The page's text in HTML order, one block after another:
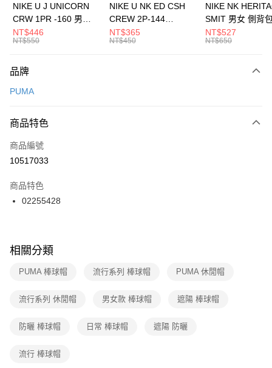
元大商業銀行
台灣樂天信用卡公司
全盈+PAY
AFTEE先享後付
【關於「AFTEE先享後付」】
便利好安心！
３．安心：先確認商品／服務後，再付款。
【「AFTEE先享後付」結帳流程】
１．於結帳方式選擇「AFTEE先享後付」後，將跳轉至「AFTEE先享後付」
２．訂單成立數日內，您將收到繳費通知簡訊。
３．收到繳費通知簡訊後14天內，點擊此簡訊中的連結，可透過四大超商／
ATM／網路銀行／等多元方式進行付款，方視為交易完成。
※ 交易是否成功請以「AFTEE先享後付 」之結帳頁面顯示為準，若有關於
是否繳費成功／繳費後需取消欲退款等相關疑問，請聯繫「AFTEE先享後付
客戶支援中心」https://netprotections.freshdesk.com/support/home
１．透過由恩沛科技股份有限公司提供之「AFTEE先享後付」服務完成之交
權轉讓予恩沛科技股份有限公司。
３．未成年的使用者請事先徵得法定代理人或監護人之同意方可使用
運送方式
每筆NT$100，滿NT$1,500(含以上)免運費
宅配
每筆NT$100，滿NT$1,500(含以上)免運費
付款後門市自取
每筆NT$100，滿NT$1,500(含以上)免運費
NIKE U J UNICORN
CRW 1PR -160 男女
中統襪 FZ3393100
NT$446
NT$550
NIKE U NK ED CSH
CREW 2P-144
EMBRDY 男女 短統襪
FZ3073133
NT$365
NT$450
NIKE NK
SMIT 男女 側背
BA5871010
NT$527
NT$650
品牌
PUMA
商品特色
商品編號
10517033
商品特色
02255428
相關分類
PUMA 棒球帽 流行系列 棒球帽 PUMA 休閒帽
流行系列 休閒帽 男女款 棒球帽 遮陽 棒球帽
防曬 棒球帽 日常 棒球帽 遮陽 防曬
流行 棒球帽